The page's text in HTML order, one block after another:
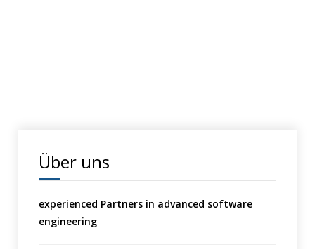
Über uns
experienced Partners in advanced software
engineering